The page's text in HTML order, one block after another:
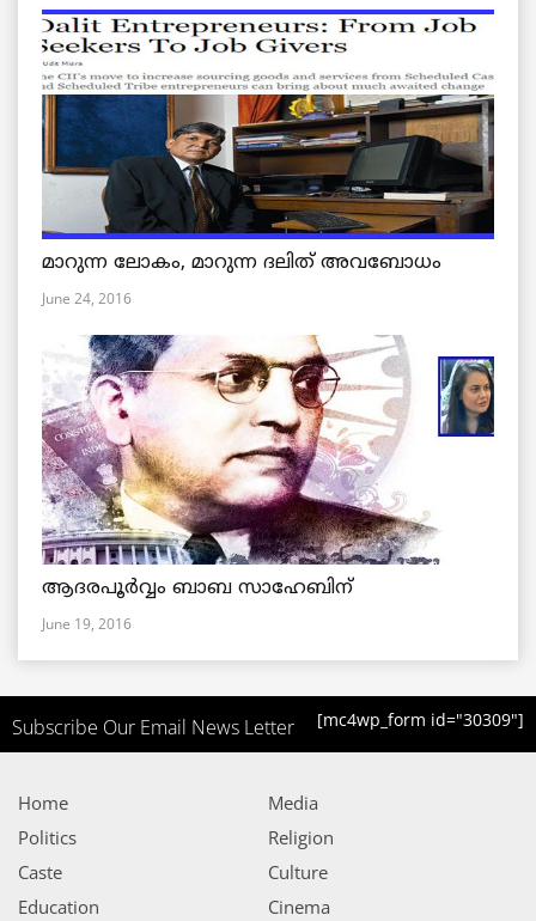
മാറുന്ന ലോകം, മാറുന്ന ദലിത് അവബോധം
June 24, 2016
ആദരപൂര്‍വ്വം ബാബ സാഹേബിന്
June 19, 2016
Subscribe Our Email News Letter [mc4wp_form id="30309"]
Home
Politics
Caste
Education
Media
Religion
Culture
Cinema